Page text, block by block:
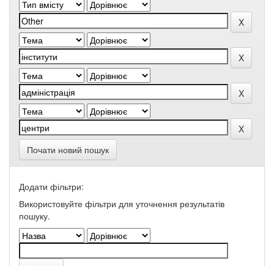
Почати новий пошук
Додати фільтри:
Використовуйте фільтри для уточнення результатів
пошуку.